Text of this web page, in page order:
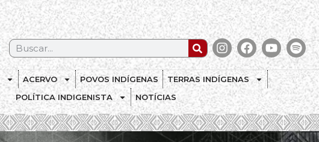
ACERVO POVOS INDÍGENAS
TERRAS INDÍGENAS
POLÍTICA INDIGENISTA
NOTÍCIAS